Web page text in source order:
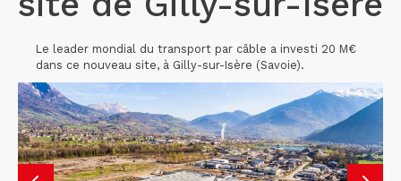
Le leader mondial du transport par câble a investi 20 M€
dans ce nouveau site, à Gilly-sur-Isère (Savoie).